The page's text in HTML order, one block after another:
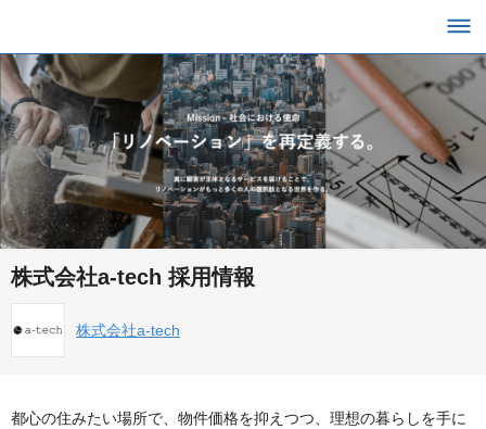
株式会社a-tech 採用情報
株式会社a-tech
都心の住みたい場所で、物件価格を抑えつつ、理想の暮らしを手に